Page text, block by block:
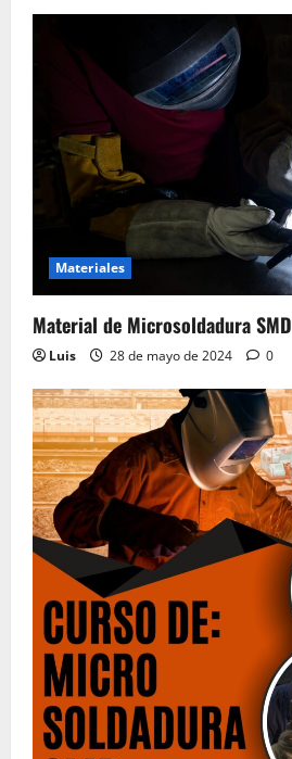
Materiales
Material de Microsoldadura SMD
Luis 28 de mayo de 2024 0